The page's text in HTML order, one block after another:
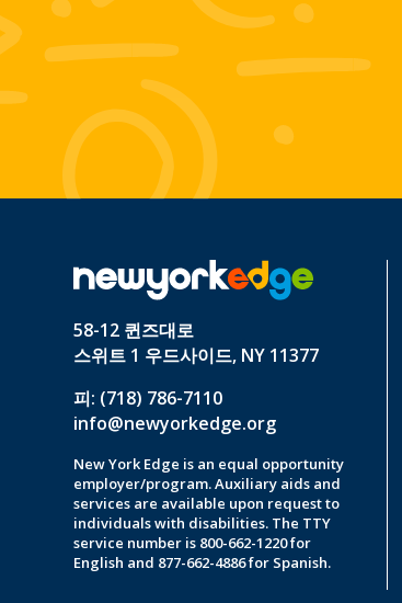
58-12 퀸즈대로
스위트 1 우드사이드, NY 11377
피: (718) 786-7110
info@newyorkedge.org
New York Edge is an equal opportunity
employer/program. Auxiliary aids and
services are available upon request to
individuals with disabilities. The TTY
service number is 800-662-1220 for
English and 877-662-4886 for Spanish.